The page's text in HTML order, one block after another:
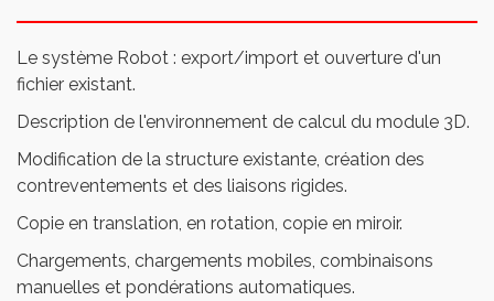
Le système Robot : export/import et ouverture d'un
fichier existant.
Description de l'environnement de calcul du module 3D.
Modification de la structure existante, création des
contreventements et des liaisons rigides.
Copie en translation, en rotation, copie en miroir.
Chargements, chargements mobiles, combinaisons
manuelles et pondérations automatiques.